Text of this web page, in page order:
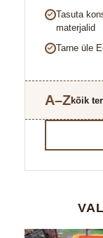
Tasuta
materjalid
Tarne üle
A–Zkõik